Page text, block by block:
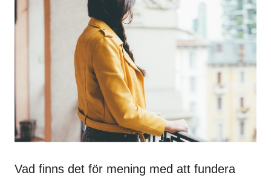
Vad finns det för mening med att fundera